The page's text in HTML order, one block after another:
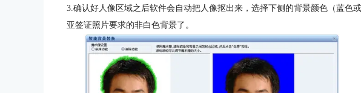
3.确认好人像区域之后软件会自动把人像抠出来，选择下侧的背景颜色（蓝色
亚签证照片要求的非白色背景了。